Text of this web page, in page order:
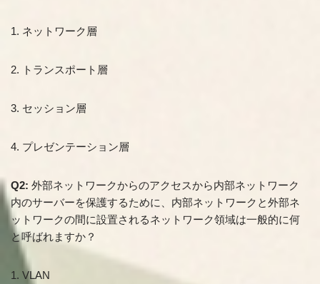
1. ネットワーク層
2. トランスポート層
3. セッション層
4. プレゼンテーション層
Q2: 外部ネットワークからのアクセスから内部ネットワーク
内のサーバーを保護するために、内部ネットワークと外部ネ
ットワークの間に設置されるネットワーク領域は一般的に何
と呼ばれますか？
1. VLAN